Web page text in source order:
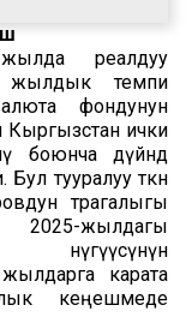
реалдуу
жылдык темпи
фондунун
ички
боюнча дүйнөдө
тууралуу өткөн
төрагалыгы
жылдагы
карата
кеңешмеде